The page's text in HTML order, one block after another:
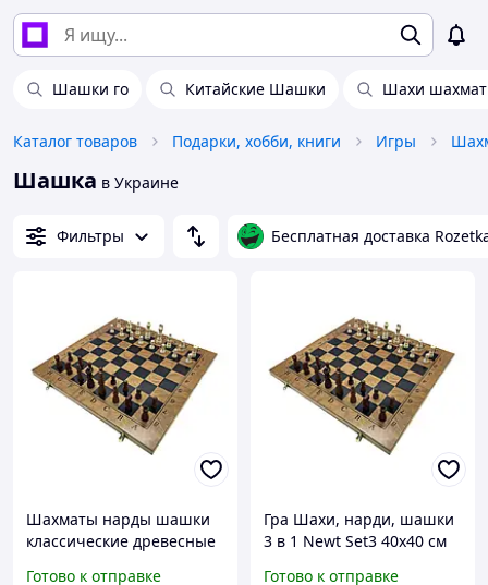
Шашки го Китайские Шашки Шахи
Каталог товаров Подарки, хобби, книги Игры
Шашка в Украине
Фильтры Бесплатная доставка
Шахматы нарды шашки
классические древесные
Готово к отправке
Гра Шахи, нарди, шашки
3 в 1 Newt Set3 40х40 см
Готово к отправке